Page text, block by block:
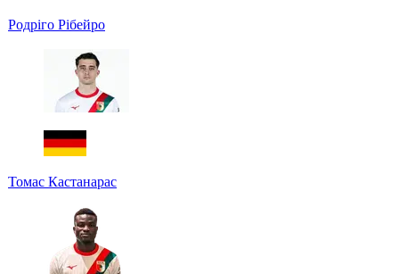
Родріго Рібейро
Томас Кастанарас